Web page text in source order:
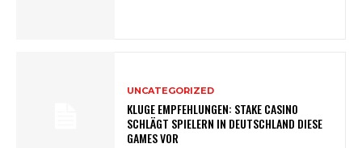
UNCATEGORIZED
KLUGE EMPFEHLUNGEN: STAKE CASINO
SCHLÄGT SPIELERN IN DEUTSCHLAND DIESE
GAMES VOR